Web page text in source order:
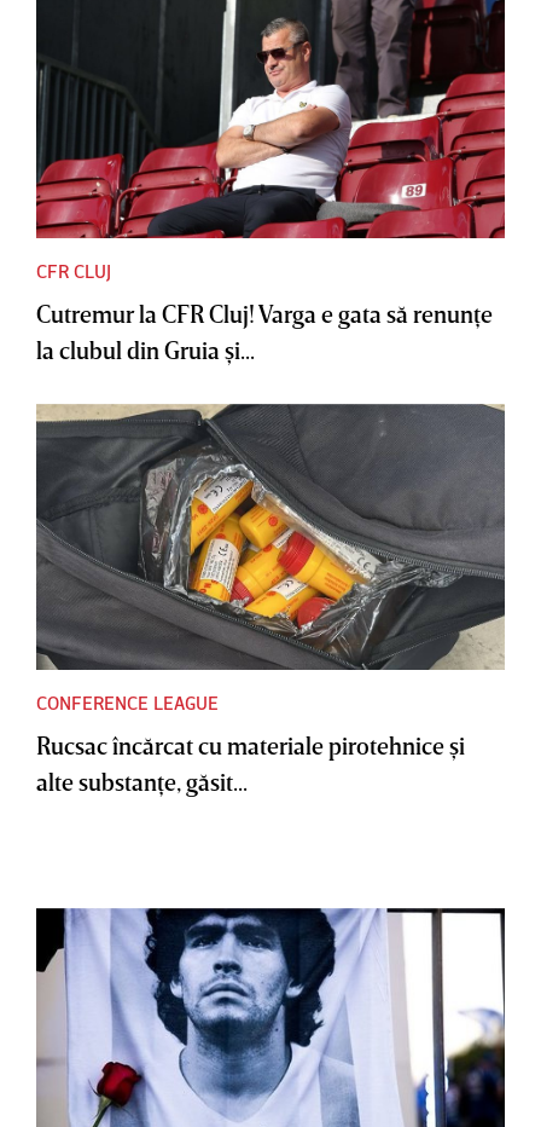
CFR CLUJ
Cutremur la CFR Cluj! Varga e gata să renunţe
la clubul din Gruia şi...
CONFERENCE LEAGUE
Rucsac încărcat cu materiale pirotehnice şi
alte substanţe, găsit...